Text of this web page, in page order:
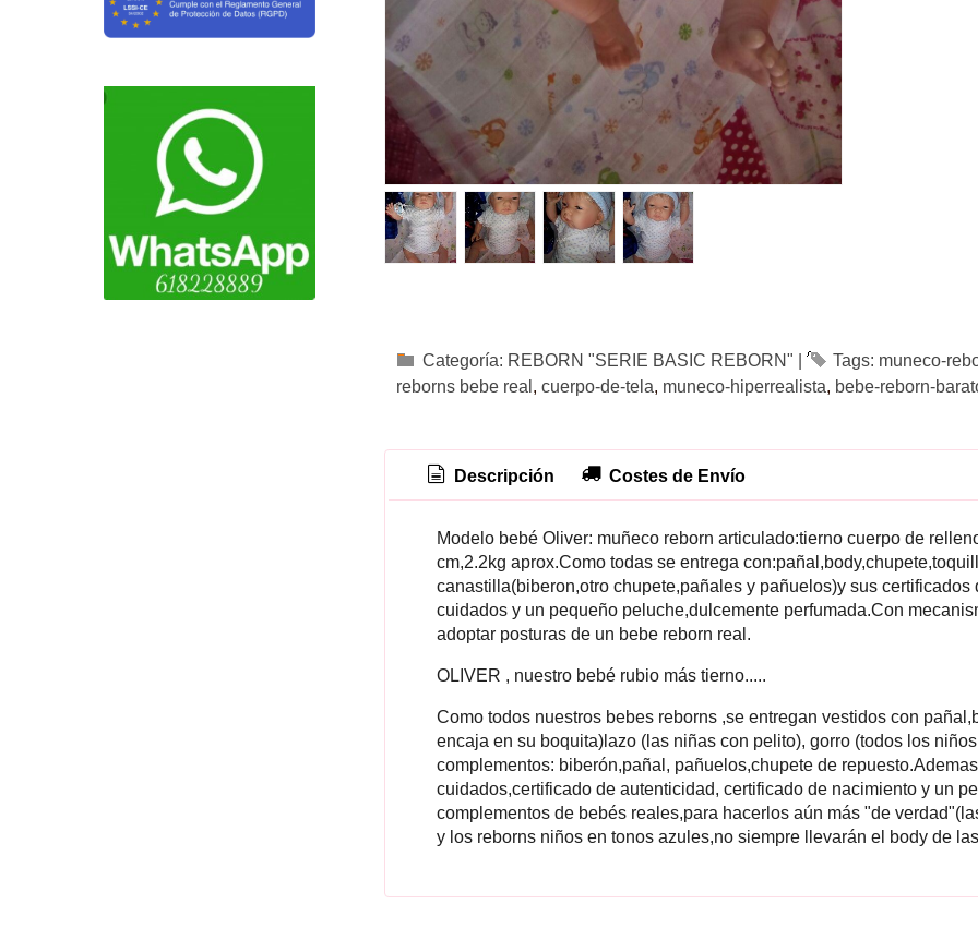
Categoría: REBORN "SERIE BASIC REBORN" Tags: muneco-
reborns bebe real
cuerpo-de-tela muneco-hiperrealista bebe-reborn-
Descripción Costes de Envío
Modelo bebé Oliver: muñeco reborn articulado:tierno cuerpo de
cm,2.2kg aprox.Como todas se entrega
canastilla(biberon,otro chupete,pañales y pañuelos)y sus
cuidados y un pequeño peluche,dulcemente perfumada.Con
adoptar posturas de un bebe reborn real.
OLIVER , nuestro bebé rubio más tierno.....
Como todos nuestros bebes reborns ,se entregan vestidos con
encaja en su boquita)lazo (las niñas con pelito), gorro (todos los
complementos: biberón,pañal, pañuelos,chupete de
cuidados,certificado de autenticidad, certificado de nacimiento y un
complementos de bebés reales,para hacerlos aún más "de
y los reborns niños en tonos azules,no siempre llevarán el body de